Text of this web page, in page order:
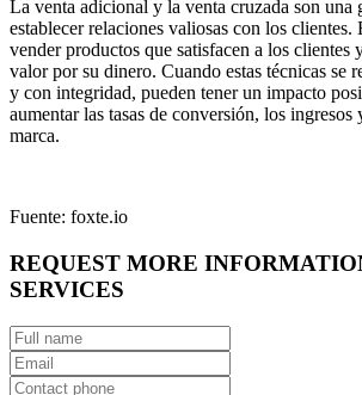
La venta adicional y la venta cruzada son una
establecer relaciones valiosas con los clientes.
vender productos que satisfacen a los clientes
valor por su dinero. Cuando estas técnicas se
y con integridad, pueden tener un impacto
aumentar las tasas de conversión, los ingresos
marca.
Fuente: foxte.io
REQUEST MORE
SERVICES